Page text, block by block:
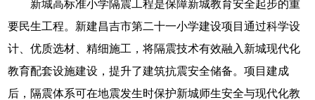
新城高标准小学隔震工程是保障新城教育安全起步的重
要民生工程。新建昌吉市第二十一小学建设项目通过科学设
计、优质选材、精细施工，将隔震技术有效融入新城现代化
教育配套设施建设，提升了建筑抗震安全储备。项目建成
后，隔震体系可在地震发生时保护新城师生安全与现代化教